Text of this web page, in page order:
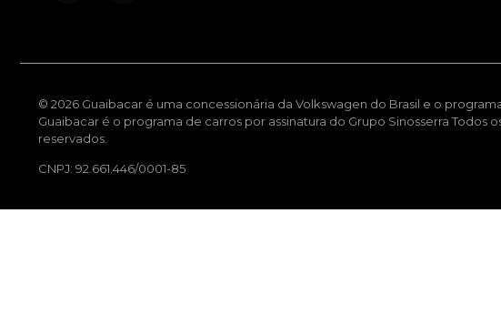
© 2026 Guaibacar é uma concessionária da Volkswagen do Brasil e o
Guaibacar é o programa de carros por assinatura do Grupo Sinosserra Todos
reservados.
CNPJ: 92.661.446/0001-85